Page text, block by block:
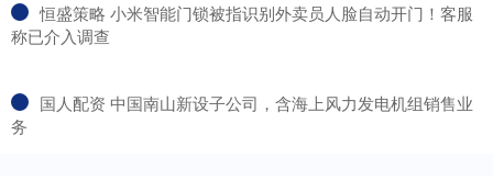
​恒盛策略 小米智能门锁被指识别外卖员人脸自动开门！客服
称已介入调查
​国人配资 中国南山新设子公司，含海上风力发电机组销售业
务